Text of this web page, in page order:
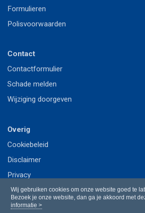
Wij gebruiken cookies om onze website goed te
Bezoek je onze website, dan ga je akkoord met
informatie >
Formulieren
Polisvoorwaarden
Contact
Contactformulier
Schade melden
Wijziging doorgeven
Overig
Cookiebeleid
Disclaimer
Privacy